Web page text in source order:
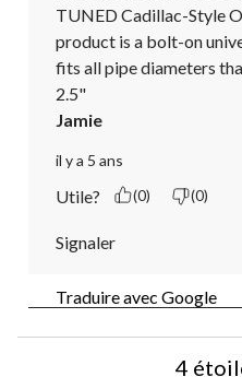
TUNED Cadillac-Style
product is a bolt-on
fits all pipe diameters
2.5"
Jamie
il y a 5 ans
Utile? (0) (0)
Signaler
Traduire avec Google
4